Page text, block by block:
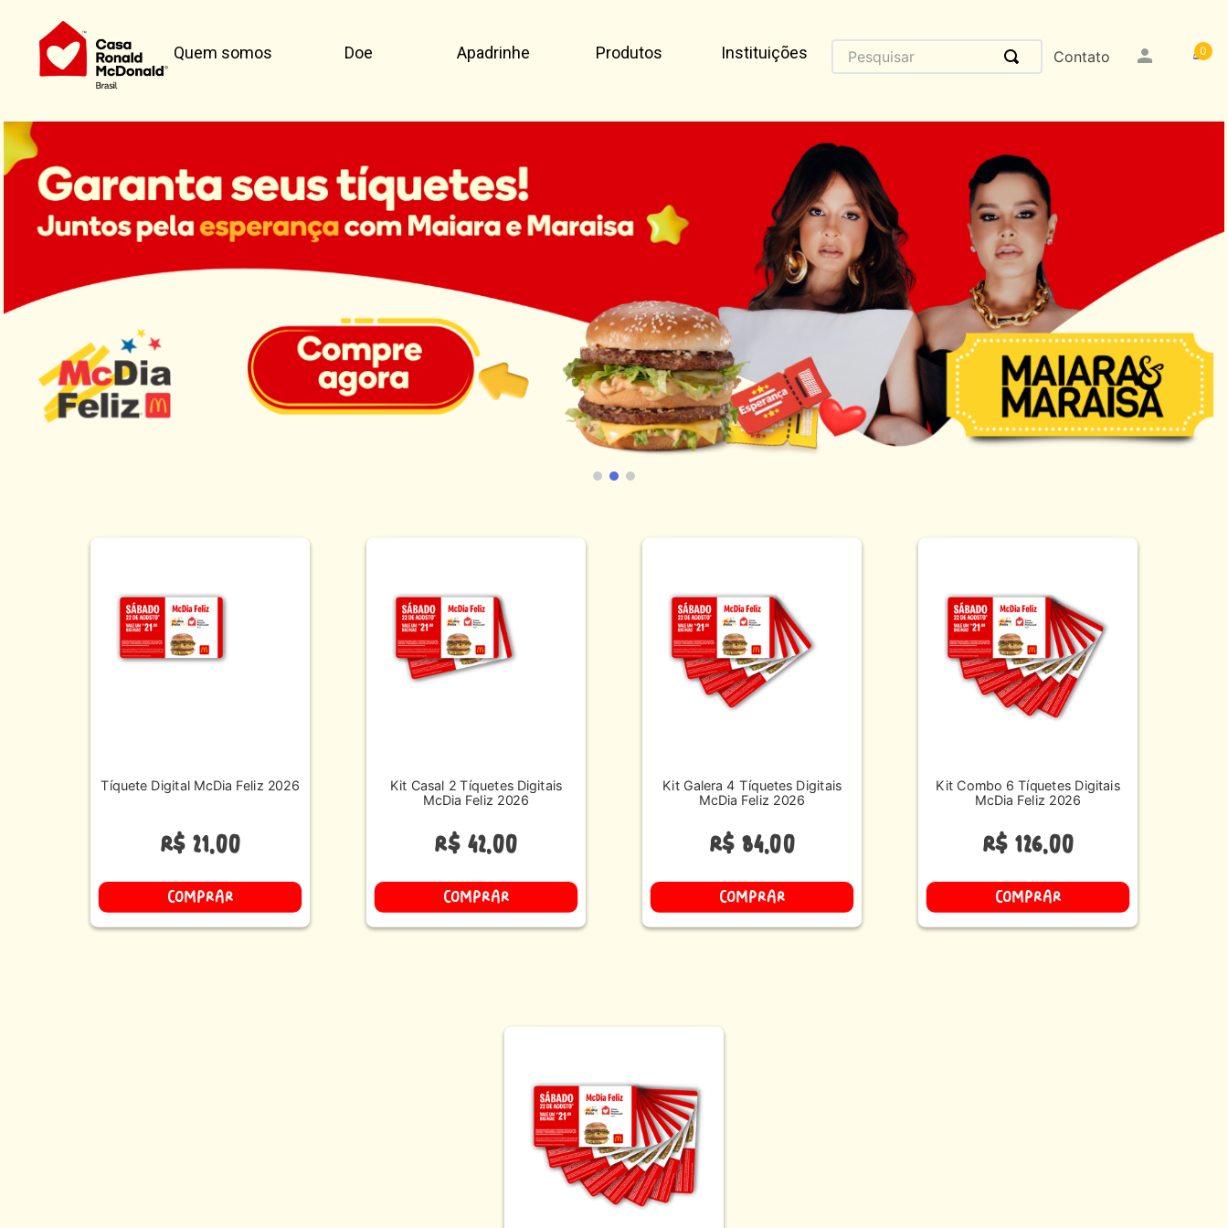
Quem somos Doe Apadrinhe Produtos Instituições Pesquisar
Contato 0
Tíquete Digital McDia Feliz 2026
R$ 21,00
COMPRAR
Kit Casal 2 Tíquetes Digitais
McDia Feliz 2026
R$ 42,00
COMPRAR
Kit Galera 4 Tíquetes Digitais
McDia Feliz 2026
R$ 84,00
COMPRAR
Kit Combo 6 Tíquetes Digitais
McDia Feliz 2026
R$ 126,00
COMPRAR